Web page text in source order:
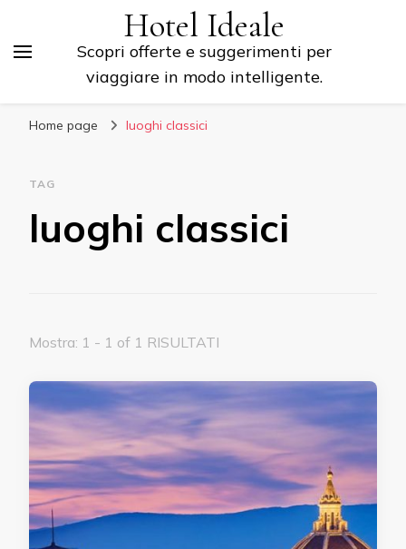
Hotel Ideale
Scopri offerte e suggerimenti per
viaggiare in modo intelligente.
Home page luoghi classici
TAG
luoghi classici
Mostra: 1 - 1 of 1 RISULTATI